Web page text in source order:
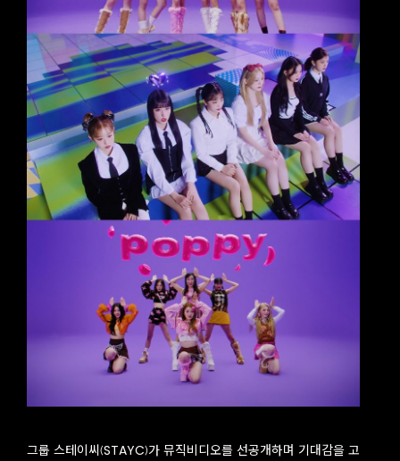
그룹 스테이씨(STAYC)가 뮤직비디오를 선공개하며 기대감을 고